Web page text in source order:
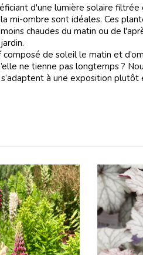
d'une lumière solaire
mi-ombre sont idéales. Ces
chaudes du matin ou de
composé de soleil le matin et
ne tienne pas longtemps ?
à une exposition